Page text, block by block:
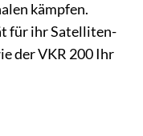
kämpfen.
für ihr Satelliten-
der VKR 200 Ihr